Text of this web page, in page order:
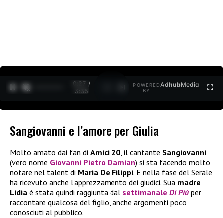
0:27 /
3:35
POWERED
BY
AdhubMedia
Sangiovanni e l’amore per Giulia
Molto amato dai fan di Amici 20, il cantante Sangiovanni
(vero nome Giovanni Pietro Damian) si sta facendo molto
notare nel talent di Maria De Filippi. E nella fase del Serale
ha ricevuto anche l’apprezzamento dei giudici. Sua madre
Lidia è stata quindi raggiunta dal settimanale Di Più per
raccontare qualcosa del figlio, anche argomenti poco
conosciuti al pubblico.